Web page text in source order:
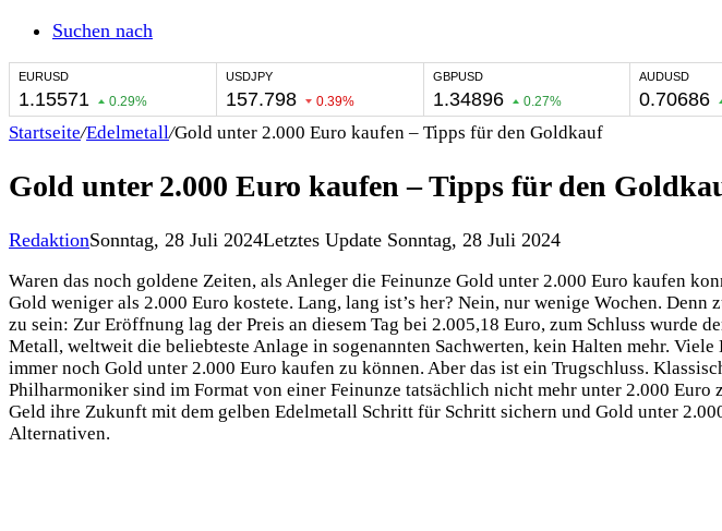
Suchen nach
Startseite/Edelmetall/Gold unter 2.000 Euro kaufen – Tipps für den Goldkauf
Gold unter 2.000 Euro kaufen – Tipps für den
RedaktionSonntag, 28 Juli 2024Letztes Update Sonntag, 28 Juli 2024
Waren das noch goldene Zeiten, als Anleger die Feinunze Gold unter 2.000 Euro kaufen
Gold weniger als 2.000 Euro kostete. Lang, lang ist’s her? Nein, nur wenige Wochen.
zu sein: Zur Eröffnung lag der Preis an diesem Tag bei 2.005,18 Euro, zum Schluss wurde
Metall, weltweit die beliebteste Anlage in sogenannten Sachwerten, kein Halten mehr.
immer noch Gold unter 2.000 Euro kaufen zu können. Aber das ist ein Trugschluss.
Philharmoniker sind im Format von einer Feinunze tatsächlich nicht mehr unter 2.000
Geld ihre Zukunft mit dem gelben Edelmetall Schritt für Schritt sichern und Gold unter
Alternativen.